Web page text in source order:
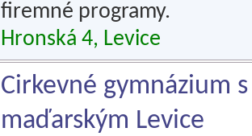
firemné programy.
Hronská 4, Levice
Cirkevné gymnázium
maďarským Levice